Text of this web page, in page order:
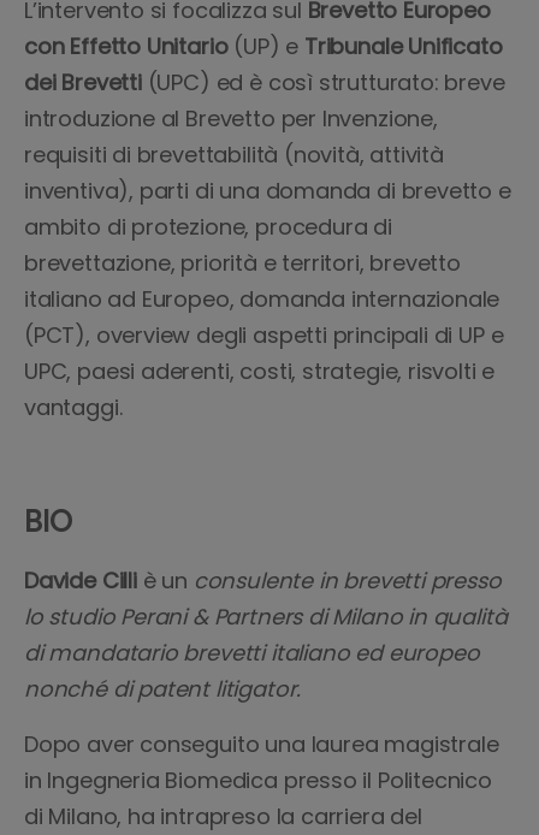
L’intervento si focalizza sul Brevetto Europeo
con Effetto Unitario(UP) e Tribunale Unificato
dei Brevetti(UPC) ed è così strutturato: breve
introduzione al Brevetto per Invenzione,
requisiti di brevettabilità (novità, attività
inventiva), parti di una domanda di brevetto e
ambito di protezione, procedura di
brevettazione, priorità e territori, brevetto
italiano ad Europeo, domanda internazionale
(PCT), overview degli aspetti principali di UP e
UPC, paesi aderenti, costi, strategie, risvolti e
vantaggi.
BIO
Davide Cilli è un consulente in brevetti presso
lo studio Perani & Partners di Milano in qualità
di mandatario brevetti italiano ed europeo
nonché di patent litigator.
Dopo aver conseguito una laurea magistrale
in Ingegneria Biomedica presso il Politecnico
di Milano, ha intrapreso la carriera del